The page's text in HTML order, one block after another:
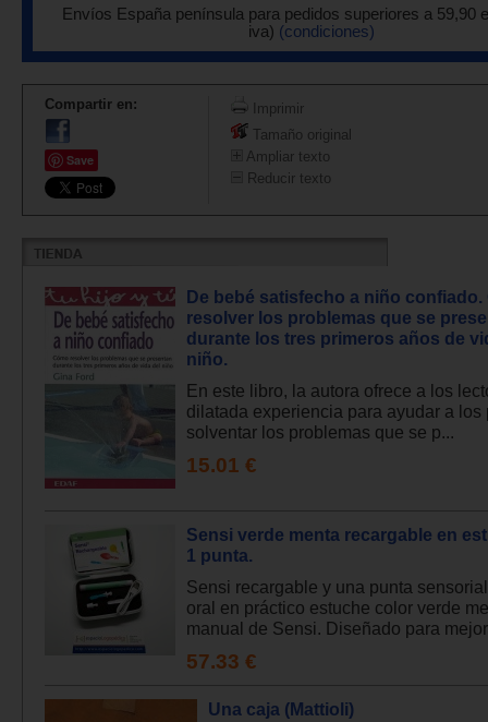
Envíos España península para pedidos superiores a 59,90
iva) (condiciones)
Compartir en:
Save
Imprimir
Tamaño original
Ampliar texto
Reducir texto
De bebé satisfecho a niño confiado.
resolver los problemas que se
durante los tres primeros años de
niño.
En este libro, la autora ofrece a los
dilatada experiencia para ayudar a los
solventar los problemas que se p...
15.01 €
Sensi verde menta recargable en
1 punta.
Sensi recargable y una punta
oral en práctico estuche color verde
manual de Sensi. Diseñado para
57.33 €
Una caja (Mattioli)